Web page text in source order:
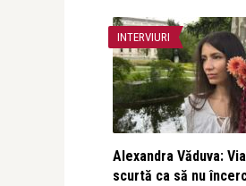
INTERVIURI
Alexandra Văduva:
scurtă ca să nu